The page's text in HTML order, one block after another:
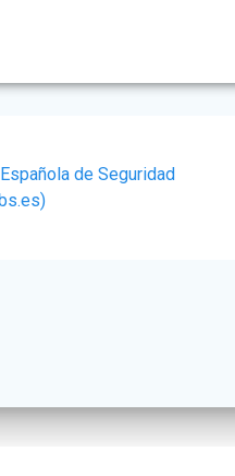
de Seguridad